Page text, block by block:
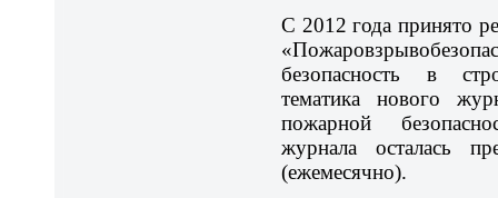
C 2012 года принято
безопасность в
тематика нового
пожарной
журнала осталась
(ежемесячно).